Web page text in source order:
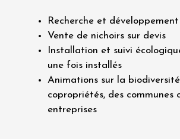
Recherche et développement
Vente de nichoirs sur devis
Installation et suivi
une fois installés
Animations sur la
copropriétés, des communes
entreprises